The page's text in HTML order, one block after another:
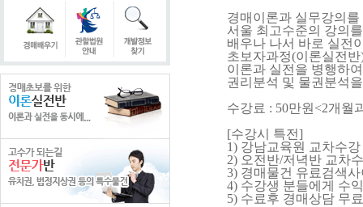
경매이론과 실무강의를
서울 최고수준의 강의
배우나 나서 바로 실전
초보자과정(이론실전
이론과 실전을 병행하
권리분석 및 물권분석
수강료 : 50만원<2개월
[수강시 특전]
1) 강남교육원 교차수
2) 오전반/저녁반 교차
3) 경매물건 유료검색
4) 수강생 분들에게 수
5) 수료후 경매상담 무